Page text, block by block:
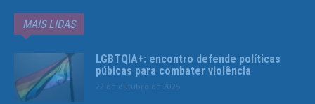
MAIS LIDAS
LGBTQIA+: encontro defende políticas
púbicas para combater violência
22 de outubro de 2025